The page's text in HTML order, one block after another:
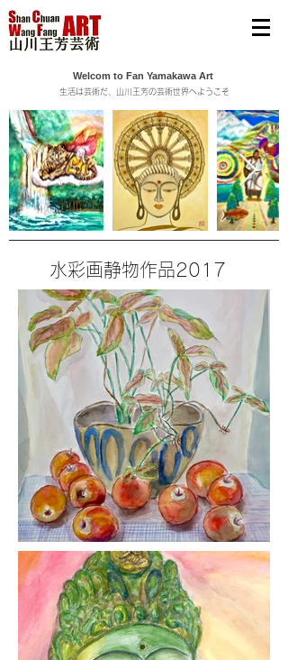
Welcom to Fan Yamakawa Art
生活は芸術だ、山川王芳の芸術世界へようこそ
​水彩画静物作品2017